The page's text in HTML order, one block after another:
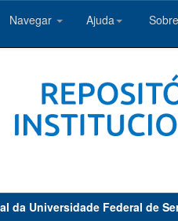
Navegar Ajuda
da Universidade Federal de